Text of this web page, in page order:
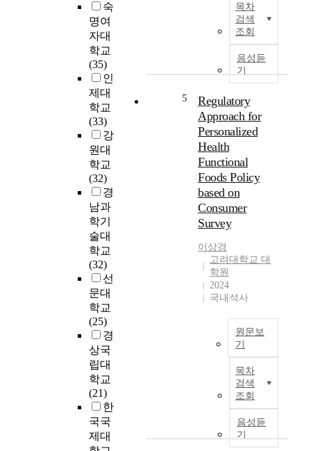
숙
명여
자대
학교
(35)
인
제대
학교
(33)
강
원대
학교
(32)
경
남과
학기
술대
학교
(32)
선
문대
학교
(25)
경
상국
립대
학교
(21)
한
국국
제대
o
e
의
산
목차
검색
조회
음성듣
기
t
5
Regulatory
Approach for
Personalized
Health
Functional
Foods Policy
based on
Consumer
Survey
이상경
고려대학교 대
학원
2024
국내석사
원문보
기
목차
검색
조회
음성듣
기